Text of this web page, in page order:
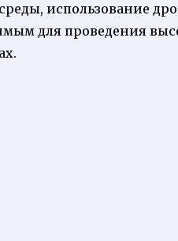
использование
для проведения